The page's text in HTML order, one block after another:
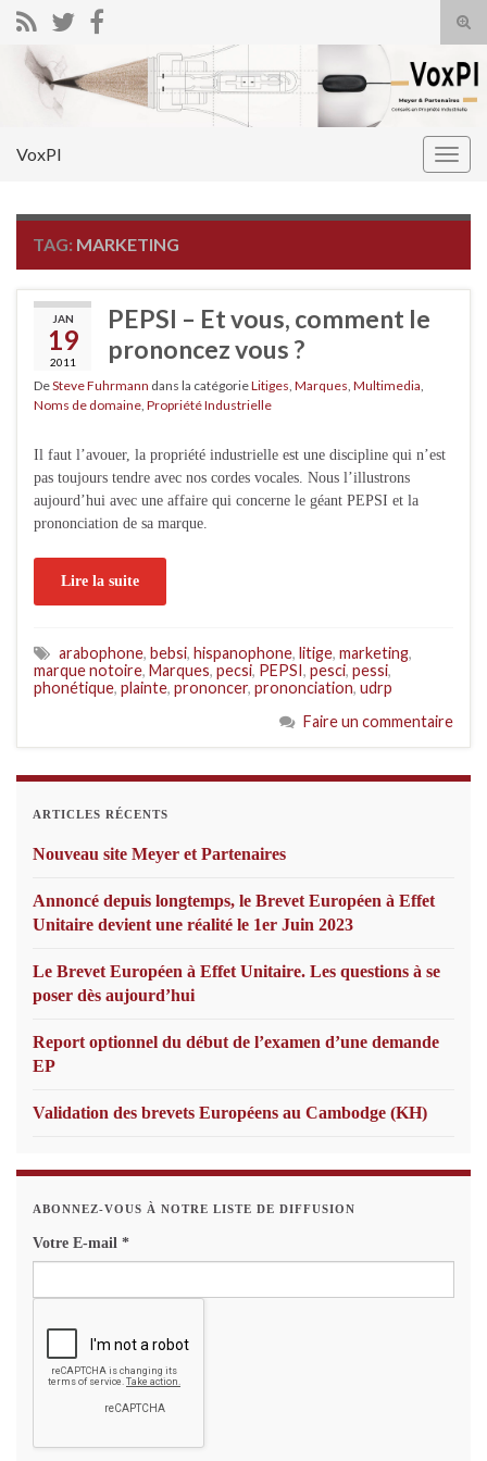
Search for:
VoxPI
TAG: MARKETING
JAN
19
2011
PEPSI – Et vous, comment le
prononcez vous ?
DeSteve Fuhrmann dans la catégorieLitiges Marques Multimedia
Noms de domaine Propriété Industrielle
Il faut l’avouer, la propriété industrielle est une discipline qui n’est
pas toujours tendre avec nos cordes vocales. Nous l’illustrons
aujourd’hui avec une affaire qui concerne le géant PEPSI et la
prononciation de sa marque.
Lire la suite
arabophone, bebsi, hispanophone, litige, marketing,
marque notoire, Marques, pecsi, PEPSI, pesci, pessi,
phonétique, plainte, prononcer, prononciation, udrp
Faire un commentaire
ARTICLES RÉCENTS
Nouveau site Meyer et Partenaires
Annoncé depuis longtemps, le Brevet Européen à Effet
Unitaire devient une réalité le 1er Juin 2023
Le Brevet Européen à Effet Unitaire. Les questions à se
poser dès aujourd’hui
Report optionnel du début de l’examen d’une demande
EP
Validation des brevets Européens au Cambodge (KH)
ABONNEZ-VOUS À NOTRE LISTE DE DIFFUSION
Votre E-mail *